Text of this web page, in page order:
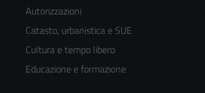
Autorizzazioni
Catasto, urbanistica e SUE
Cultura e tempo libero
Educazione e formazione